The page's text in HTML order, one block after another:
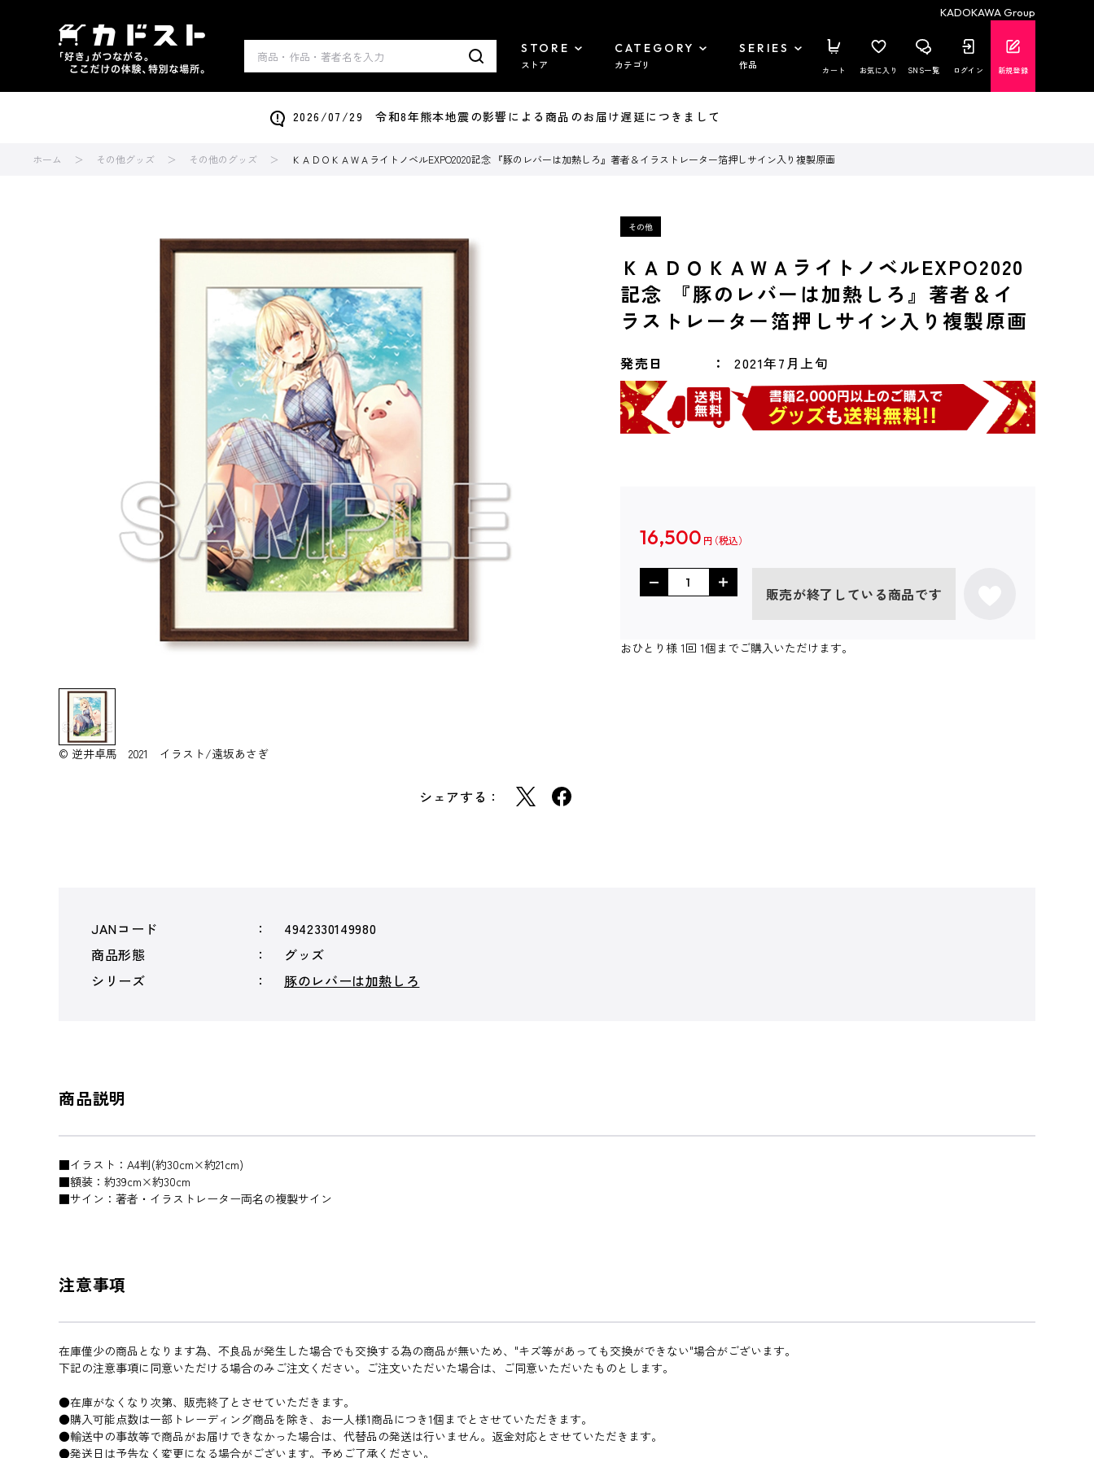
KADOKAWA Group
STORE
ストア
CATEGORY
カテゴリ
SERIES
作品 カート お気に入り SNS一覧 ログイン 新規登録
2026/07/29 令和8年熊本地震の影響による商品のお届け遅延につきまして
ホーム その他グッズ その他のグッズ ＫＡＤＯＫＡＷＡライトノベルEXPO2020記念 『豚のレバーは加熱しろ』著者＆イラストレーター箔押しサイン入り複製原画
© 逆井卓馬 2021 イラスト/遠坂あさぎ
シェアする：
ＫＡＤＯＫＡＷＡライトノベルEXPO2020
記念 『豚のレバーは加熱しろ』著者＆イ
ラストレーター箔押しサイン入り複製原画
発売日 2021年7月上旬
16,500 円
販売が終了している商品です
おひとり様 1回 1個までご購入いただけます。
JANコード
4942330149980
商品形態
グッズ
シリーズ
豚のレバーは加熱しろ
商品説明
■イラスト：A4判(約30cm×約21cm)
■額装：約39cm×約30cm
■サイン：著者・イラストレーター両名の複製サイン
注意事項
在庫僅少の商品となります為、不良品が発生した場合でも交換する為の商品が無いため、"キズ等があっても交換ができない"場合がございます。
下記の注意事項に同意いただける場合のみご注文ください。ご注文いただいた場合は、ご同意いただいたものとします。
●在庫がなくなり次第、販売終了とさせていただきます。
●購入可能点数は一部トレーディング商品を除き、お一人様1商品につき1個までとさせていただきます。
●輸送中の事故等で商品がお届けできなかった場合は、代替品の発送は行いません。返金対応とさせていただきます。
●発送日は予告なく変更になる場合がございます。予めご了承ください。